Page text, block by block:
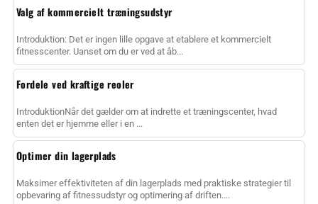
Valg af kommercielt træningsudstyr
Introduktion: Det er ingen lille opgave at etablere et kommercielt
fitnesscenter. Uanset om du er ved at åb...
Fordele ved kraftige reoler
IntroduktionNår det gælder om at indrette et træningscenter, hvad
enten det er hjemme eller i en ...
Optimer din lagerplads
Maksimer effektiviteten af din lagerplads med praktiske strategier til
opbevaring af fitnessudstyr og optimering af driften....